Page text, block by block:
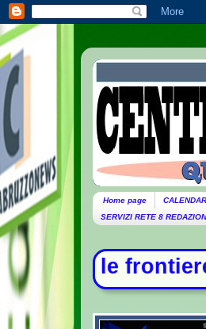
Home page
SERVIZI RETE 8
l'Italia", la